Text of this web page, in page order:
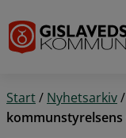
Start/ Nyhetsarkiv/